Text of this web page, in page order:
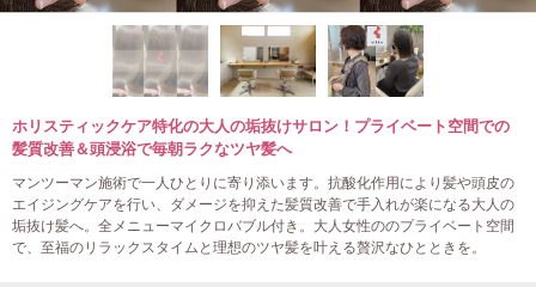
ホリスティックケア特化の大人の垢抜けサロン！プライベート空間での
髪質改善＆頭浸浴で毎朝ラクなツヤ髪へ
マンツーマン施術で一人ひとりに寄り添います。抗酸化作用により髪や頭皮の
エイジングケアを行い、ダメージを抑えた髪質改善で手入れが楽になる大人の
垢抜け髪へ。全メニューマイクロバブル付き。大人女性ののプライベート空間
で、至福のリラックスタイムと理想のツヤ髪を叶える贅沢なひとときを。